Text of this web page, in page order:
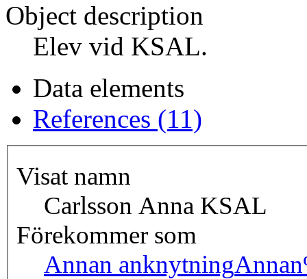
Object description
Elev vid KSAL.
Data elements
References (11)
Visat namn
Carlsson Anna KSAL
Förekommer som
Annan anknytning